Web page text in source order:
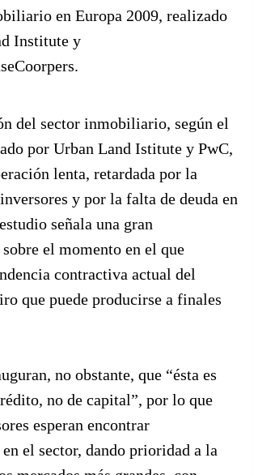
en Europa 2009, realizado
Institute y
del sector inmobiliario, según el
por Urban Land Istitute y PwC,
lenta, retardada por la
y por la falta de deuda en
señala una gran
el momento en el que
contractiva actual del
que puede producirse a finales
no obstante, que “ésta es
no de capital”, por lo que
esperan encontrar
el sector, dando prioridad a la